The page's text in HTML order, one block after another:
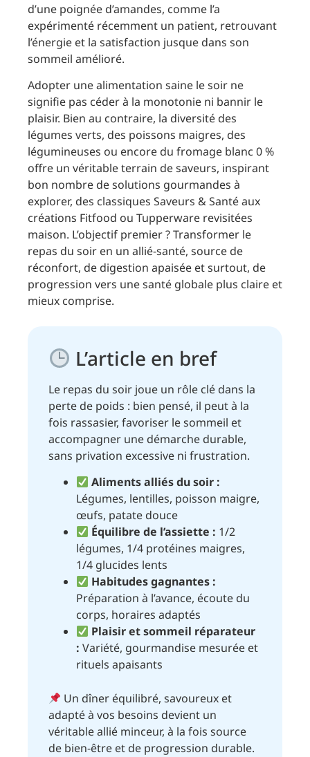
d’une poignée d’amandes, comme l’a
expérimenté récemment un patient, retrouvant
l’énergie et la satisfaction jusque dans son
sommeil amélioré.
Adopter une alimentation saine le soir ne
signifie pas céder à la monotonie ni bannir le
plaisir. Bien au contraire, la diversité des
légumes verts, des poissons maigres, des
légumineuses ou encore du fromage blanc 0 %
offre un véritable terrain de saveurs, inspirant
bon nombre de solutions gourmandes à
explorer, des classiques Saveurs & Santé aux
créations Fitfood ou Tupperware revisitées
maison. L’objectif premier ? Transformer le
repas du soir en un allié-santé, source de
réconfort, de digestion apaisée et surtout, de
progression vers une santé globale plus claire et
mieux comprise.
L’article en bref
Le repas du soir joue un rôle clé dans la
perte de poids : bien pensé, il peut à la
fois rassasier, favoriser le sommeil et
accompagner une démarche durable,
sans privation excessive ni frustration.
Aliments alliés du soir :
Légumes, lentilles, poisson maigre,
œufs, patate douce
Équilibre de l’assiette : 1/2
légumes, 1/4 protéines maigres,
1/4 glucides lents
Habitudes gagnantes :
Préparation à l’avance, écoute du
corps, horaires adaptés
Plaisir et sommeil réparateur
: Variété, gourmandise mesurée et
rituels apaisants
Un dîner équilibré, savoureux et
adapté à vos besoins devient un
véritable allié minceur, à la fois source
de bien-être et de progression durable.